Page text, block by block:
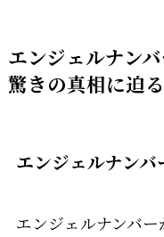
エンジェルナン
驚きの真相に迫る
エンジェルナン
エンジェルナンバ